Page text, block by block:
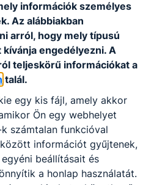
adatokmenüpont
alatt.
információk személyes
Az alábbiakban
arról, hogy mely típusú
engedélyezni. A
teljeskörű információkat a
talál.
egy kis fájl, amely akkor
Ön egy webhelyet
számtalan funkcióval
információt gyűjtenek,
beállításait és
a honlap használatát.